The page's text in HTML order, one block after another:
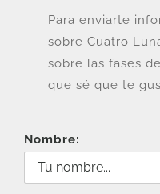
Para enviarte
sobre Cuatro
sobre las fases
que sé que te
Nombre: